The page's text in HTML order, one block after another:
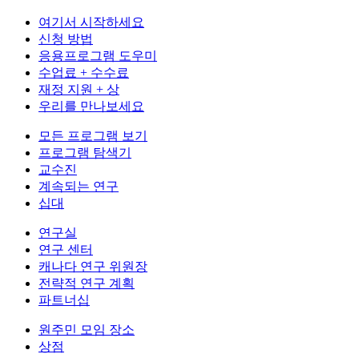
여기서 시작하세요
신청 방법
응용프로그램 도우미
수업료 + 수수료
재정 지원 + 상
우리를 만나보세요
모든 프로그램 보기
프로그램 탐색기
교수진
계속되는 연구
십대
연구실
연구 센터
캐나다 연구 위원장
전략적 연구 계획
파트너십
원주민 모임 장소
상점